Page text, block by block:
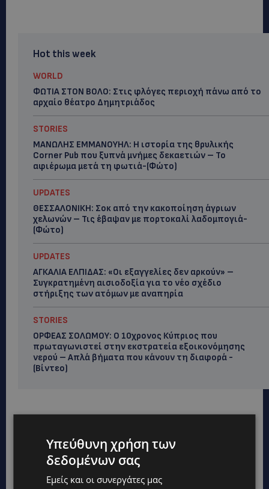
Hot this week
WORLD
ΦΩΤΙΑ ΣΤΟΝ ΒΟΛΟ: Στις φλόγες περιοχή πάνω από το
αρχαίο θέατρο Δημητριάδος
STORIES
ΜΑΝΩΛΗΣ ΕΜΜΑΝΟΥΗΛ: Η ιστορία της θρυλικής
Corner Pub που ξυπνά μνήμες δεκαετιών – Το
αφιέρωμα μετά τη φωτιά-(Φώτο)
UPDATES
ΘΕΣΣΑΛΟΝΙΚΗ: Σοκ από την κακοποίηση άγριων
χελωνών – Τις έβαψαν με πορτοκαλί λαδομπογιά-
(Φώτο)
UPDATES
ΑΓΚΑΛΙΑ ΕΛΠΙΔΑΣ: «Οι εξαγγελίες δεν αρκούν» –
Συγκρατημένη αισιοδοξία για το νέο σχέδιο
στήριξης των ατόμων με αναπηρία
STORIES
ΟΡΦΕΑΣ ΣΟΛΩΜΟΥ: Ο 10χρονος Κύπριος που
πρωταγωνιστεί στην εκστρατεία εξοικονόμησης
νερού – Απλά βήματα που κάνουν τη διαφορά -
(Βίντεο)
Υπεύθυνη χρήση των
δεδομένων σας
Εμείς και οι συνεργάτες μας